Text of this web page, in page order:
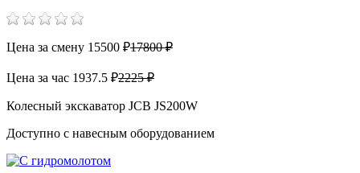
Цена за смену 15500 ₽17800 ₽
Цена за час 1937.5 ₽2225 ₽
Колесный экскаватор JCB JS200W
Доступно с навесным оборудованием